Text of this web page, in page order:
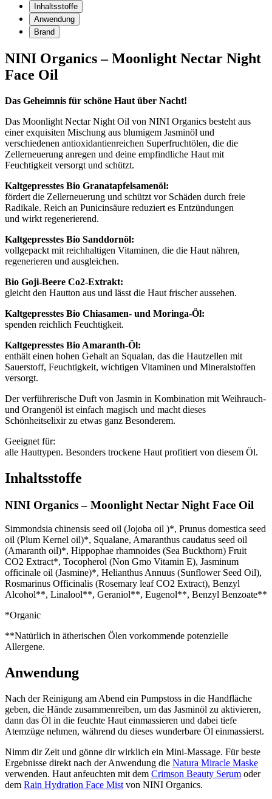
Inhaltsstoffe
Anwendung
Brand
NINI Organics – Moonlight Nectar Night
Face Oil
Das Geheimnis für schöne Haut über Nacht!
Das Moonlight Nectar Night Oil von NINI Organics besteht aus
einer exquisiten Mischung aus blumigem Jasminöl und
verschiedenen antioxidantienreichen Superfruchtölen, die die
Zellerneuerung anregen und deine empfindliche Haut mit
Feuchtigkeit versorgt und schützt.
Kaltgepresstes Bio Granatapfelsamenöl:
fördert die Zellerneuerung und schützt vor Schäden durch freie
Radikale. Reich an Punicinsäure reduziert es Entzündungen
und wirkt regenerierend.
Kaltgepresstes Bio Sanddornöl:
vollgepackt mit reichhaltigen Vitaminen, die die Haut nähren,
regenerieren und ausgleichen.
Bio Goji-Beere Co2-Extrakt:
gleicht den Hautton aus und lässt die Haut frischer aussehen.
Kaltgepresstes Bio Chiasamen- und Moringa-Öl:
spenden reichlich Feuchtigkeit.
Kaltgepresstes Bio Amaranth-Öl:
enthält einen hohen Gehalt an Squalan, das die Hautzellen mit
Sauerstoff, Feuchtigkeit, wichtigen Vitaminen und Mineralstoffen
versorgt.
Der verführerische Duft von Jasmin in Kombination mit Weihrauch-
und Orangenöl ist einfach magisch und macht dieses
Schönheitselixir zu etwas ganz Besonderem.
Geeignet für:
alle Hauttypen. Besonders trockene Haut profitiert von diesem Öl.
Inhaltsstoffe
NINI Organics – Moonlight Nectar Night Face Oil
Simmondsia chinensis seed oil (Jojoba oil )*, Prunus domestica seed
oil (Plum Kernel oil)*, Squalane, Amaranthus caudatus seed oil
(Amaranth oil)*, Hippophae rhamnoides (Sea Buckthorn) Fruit
CO2 Extract*, Tocopherol (Non Gmo Vitamin E), Jasminum
officinale oil (Jasmine)*, Helianthus Annuus (Sunflower Seed Oil),
Rosmarinus Officinalis (Rosemary leaf CO2 Extract), Benzyl
Alcohol**, Linalool**, Geraniol**, Eugenol**, Benzyl Benzoate**
*Organic
**Natürlich in ätherischen Ölen vorkommende potenzielle
Allergene.
Anwendung
Nach der Reinigung am Abend ein Pumpstoss in die Handfläche
geben, die Hände zusammenreiben, um das Jasminöl zu aktivieren,
dann das Öl in die feuchte Haut einmassieren und dabei tiefe
Atemzüge nehmen, während du dieses wunderbare Öl einmassierst.
Nimm dir Zeit und gönne dir wirklich ein Mini-Massage. Für beste
Ergebnisse direkt nach der Anwendung die Natura Miracle Maske
verwenden. Haut anfeuchten mit dem Crimson Beauty Serum oder
dem Rain Hydration Face Mist von NINI Organics.